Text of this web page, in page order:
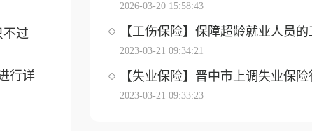
不过
行详
2026-03-20 15:58:43
【工伤保险】保障超龄就业人员
2023-03-21 09:34:21
【失业保险】晋中市上调失业保
2023-03-21 09:33:23